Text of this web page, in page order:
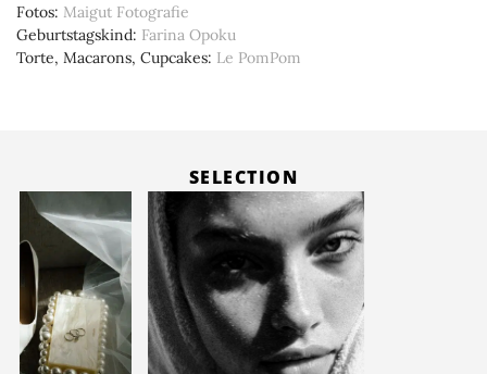
Fotos Maigut Fotografie
Geburtstagskind Farina Opoku
Torte, Macarons, Cupcakes Le PomPom
SELECTION